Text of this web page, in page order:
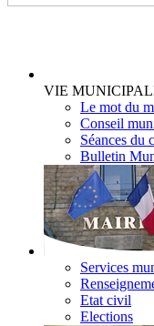
VIE
Le mot du
Conseil
Séances du
Bulletin
Services
Etat civil
Elections